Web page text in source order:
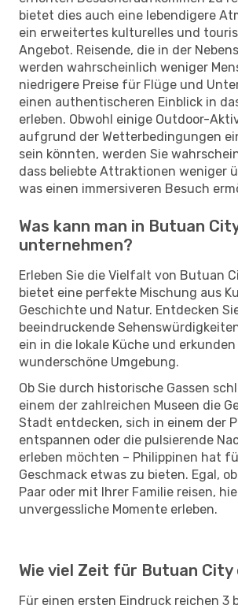
bietet dies auch eine lebendigere
ein erweitertes kulturelles und
Angebot. Reisende, die in der
werden wahrscheinlich weniger
niedrigere Preise für Flüge und
einen authentischeren Einblick in
erleben. Obwohl einige Outdoor-
aufgrund der Wetterbedingungen
sein könnten, werden Sie
dass beliebte Attraktionen weniger
was einen immersiveren Besuch
Was kann man in Butuan
unternehmen?
Erleben Sie die Vielfalt von Butuan
bietet eine perfekte Mischung aus
Geschichte und Natur. Entdecken
beeindruckende
ein in die lokale Küche und erkunden
wunderschöne Umgebung.
Ob Sie durch historische Gassen
einem der zahlreichen Museen die
Stadt entdecken, sich in einem der
entspannen oder die pulsierende
erleben möchten – Philippinen hat
Geschmack etwas zu bieten. Egal,
Paar oder mit Ihrer Familie reisen,
unvergessliche Momente erleben.
Wie viel Zeit für Butuan City
Für einen ersten Eindruck reichen 3